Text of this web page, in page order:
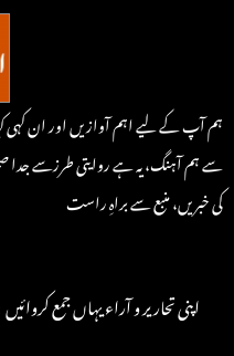
ہم آپ کے لیے اہم آوازیں اور ان کہی
سے ہم آہنگ، یہ ہے روایتی طرزسے
کی خبریں، منبع سے براہِ راست
: اپنی تحاریر و آراء یہاں جمع کروائیں